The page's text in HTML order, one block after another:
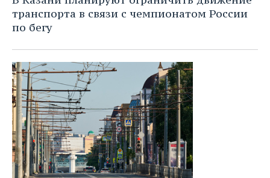
транспорта в связи с чемпионатом России
по бегу